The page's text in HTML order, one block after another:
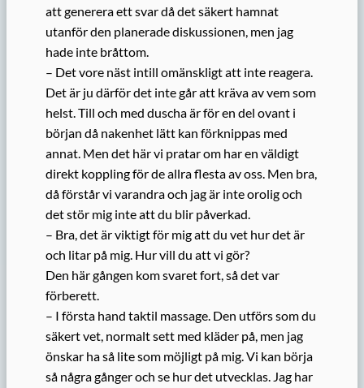
att generera ett svar då det säkert hamnat
utanför den planerade diskussionen, men jag
hade inte bråttom.
– Det vore näst intill omänskligt att inte reagera.
Det är ju därför det inte går att kräva av vem som
helst. Till och med duscha är för en del ovant i
början då nakenhet lätt kan förknippas med
annat. Men det här vi pratar om har en väldigt
direkt koppling för de allra flesta av oss. Men bra,
då förstår vi varandra och jag är inte orolig och
det stör mig inte att du blir påverkad.
– Bra, det är viktigt för mig att du vet hur det är
och litar på mig. Hur vill du att vi gör?
Den här gången kom svaret fort, så det var
förberett.
– I första hand taktil massage. Den utförs som du
säkert vet, normalt sett med kläder på, men jag
önskar ha så lite som möjligt på mig. Vi kan börja
så några gånger och se hur det utvecklas. Jag har